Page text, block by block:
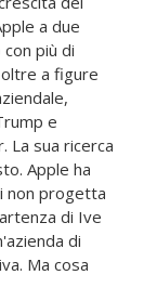
a due
più di
a figure
e
La sua ricerca
Apple ha
non progetta
di Ive
di
Ma cosa